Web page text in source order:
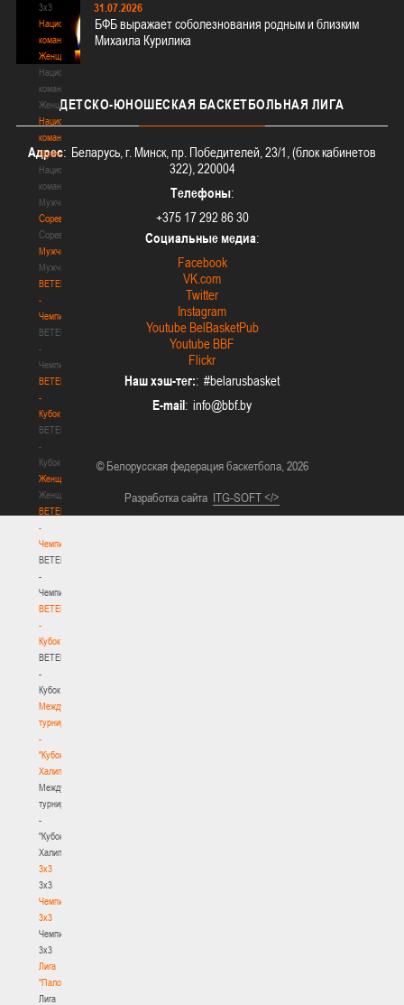
3х3
Национальная
команда.
Женщины
Национальная
команда.
Женщины
Национальная
команда.
Мужчины
Национальная
команда.
Мужчины
Соревнования
Соревнования
Мужчины
Мужчины
BETERA
-
Чемпионат
BETERA
-
Чемпионат
BETERA
-
Кубок
BETERA
-
Кубок
Женщины
Женщины
BETERA
-
Чемпионат
BETERA
-
Чемпионат
BETERA
-
Кубок
BETERA
-
Кубок
Международный
турнир
-
"Кубок
Халипского"
Международный
турнир
-
"Кубок
Халипского"
3x3
3x3
Чемпионат
3х3
Чемпионат
3х3
Лига
"Палова"
Лига
31.07.2026
БФБ выражает соболезнования родным и близким
Михаила Курилика
ДЕТСКО-ЮНОШЕСКАЯ БАСКЕТБОЛЬНАЯ ЛИГА
Адрес: Беларусь, г. Минск, пр. Победителей, 23/1, (блок кабинетов
322), 220004
Телефоны:
+375 17 292 86 30
Социальные медиа:
Facebook
VK.com
Twitter
Instagram
Youtube BelBasketPub
Youtube BBF
Flickr
Наш хэш-тег:: #belarusbasket
E-mail:
© Белорусская федерация баскетбола, 2026
Разработка сайта ITG-SOFT </>